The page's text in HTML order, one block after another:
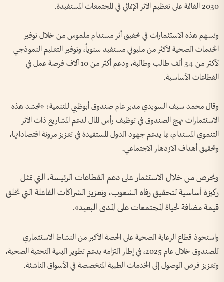
2030 القائمة على تعظيم الأثر الإنمائي في المجتمعات المستفيدة.
وتسهم هذه الاستثمارات في تحقيق أثر مستدام ملموس من خلال توفير
الخدمات الصحية لأكثر من مليوني مستفيد سنوياً، وتوفير التعليم النموذجي
لأكثر من 34 ألف طالب وطالبة، ودعم أكثر من 10 آلاف فرصة عمل في
القطاعات الأساسية.
وقال محمد سيف السويدي مدير عام صندوق أبوظبي للتنمية: «تجسّد هذه
الاستثمارات نهج الصندوق في توظيف رأس المال لدعم المشاريع ذات الأثر
التنموي المستدام، بما يدعم جهود الدول المستفيدة في تعزيز مرونة اقتصاداتها،
وتحقيق أهداف الازدهار الاجتماعي.
ونحرص من خلال الاستثمار على دعم القطاعات الرئيسة، التي تمثل
ركيزة أساسية لتحقيق رفاه الشعوب، وتعزيز الشراكات الفاعلة التي تخلق
قيمة مضافة لحياة المجتمعات على المدى البعيد».
واستحوذ قطاع الرعاية الصحية على الحصة الأكبر من النشاط الاستثماري
للصندوق خلال عام 2025، في إطار التزامه بدعم تطوير البنية التحتية الصحية،
وتعزيز فرص الوصول إلى الخدمات الطبية المتخصصة في الأسواق الناشئة.